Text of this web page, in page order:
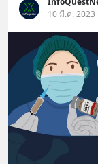
10 มี.ค. 2023